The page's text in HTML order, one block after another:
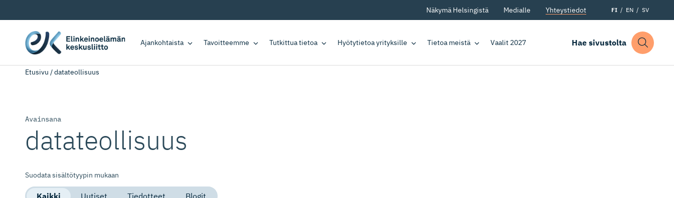
Näkymä Helsingistä Medialle Yhteystiedot FI EN SV
Ajankohtaista Tavoitteemme Tutkittua tietoa Hyötytietoa yrityksille Tietoa meistä Vaalit 2027 Hae sivustolta
Etusivu /datateollisuus
Avainsana
datateollisuus
Suodata sisältötyypin mukaan
Kaikki Uutiset Tiedotteet Blogit